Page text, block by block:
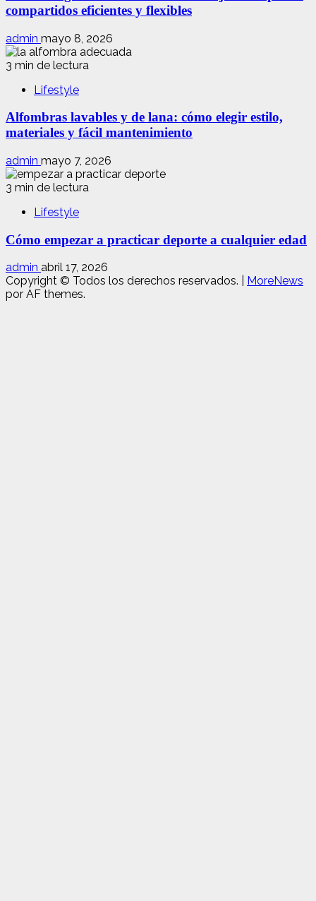
compartidos eficientes y flexibles
admin mayo 8, 2026
3 min de lectura
Lifestyle
Alfombras lavables y de lana: cómo elegir estilo,
materiales y fácil mantenimiento
admin mayo 7, 2026
3 min de lectura
Lifestyle
Cómo empezar a practicar deporte a cualquier edad
admin abril 17, 2026
Copyright © Todos los derechos reservados.
MoreNews
por AF themes.